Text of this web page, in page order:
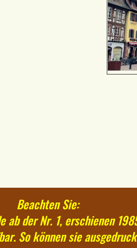
Beachten Sie:
ab der Nr. 1, erschienen
So können sie